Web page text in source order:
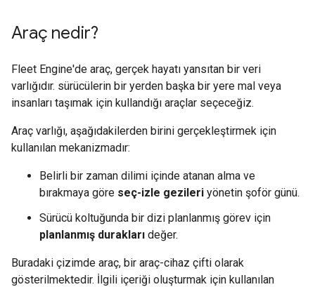
Araç nedir?
Fleet Engine'de araç, gerçek hayatı yansıtan bir veri
varlığıdır. sürücülerin bir yerden başka bir yere mal veya
insanları taşımak için kullandığı araçlar seçeceğiz.
Araç varlığı, aşağıdakilerden birini gerçekleştirmek için
kullanılan mekanizmadır:
Belirli bir zaman dilimi içinde atanan alma ve
bırakmaya göre seç-izle gezileri yönetin şoför günü.
Sürücü koltuğunda bir dizi planlanmış görev için
planlanmış durakları değer.
Buradaki çizimde araç, bir araç-cihaz çifti olarak
gösterilmektedir. İlgili içeriği oluşturmak için kullanılan